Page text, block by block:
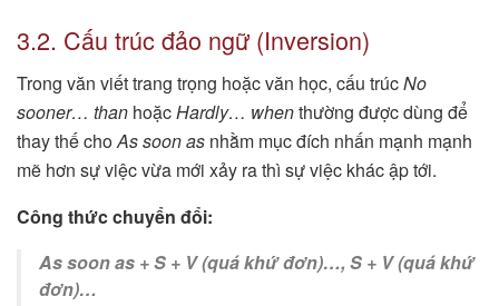
3.2. Cấu trúc đảo ngữ (Inversion)
Trong văn viết trang trọng hoặc văn học, cấu trúcNo
sooner… than hoặcHardly… whenthường được dùng để
thay thế choAs soon as nhằm mục đích nhấn mạnh mạnh
mẽ hơn sự việc vừa mới xảy ra thì sự việc khác ập tới.
Công thức chuyển đổi:
As soon as + S + V (quá khứ đơn)…, S + V (quá khứ
đơn)…